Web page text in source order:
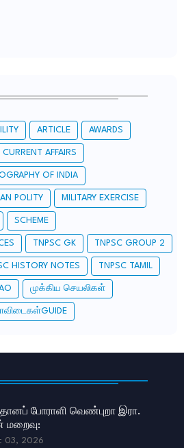
ARTICLE AWARDS
CURRENT AFFAIRS
OF INDIA
POLITY MILITARY EXERCISE
SCHEME
TNPSC GK TNPSC GROUP 2
HISTORY NOTES TNPSC TAMIL
முக்கிய செயலிகள்
போராளி வெண்புறா இரா.
மறைவு:
03, 2026